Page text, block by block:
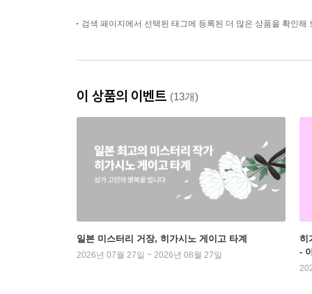
검색 페이지에서 선택된 태그에 등록된 더 많은 상품을 확인해
이 상품의 이벤트 (13개)
일본 미스터리 거장, 히가시노 게이고 타계
2026년 07월 27일 ~ 2026년 08월 27일
히
-